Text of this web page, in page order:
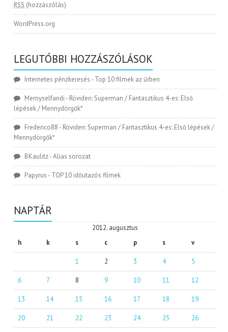
RSS (hozzászólás)
WordPress.org
LEGUTÓBBI HOZZÁSZÓLÁSOK
Internetes pénzkeresés - Top 10 filmek az űrben
Memyselfandi - Röviden: Superman / Fantasztikus 4-es: Első
lépések / Mennydörgők*
Frederico88 - Röviden: Superman / Fantasztikus 4-es: Első lépések /
Mennydörgők*
BKaulitz-Alias sorozat
Papyrus - TOP 10 időutazós filmek
NAPTÁR
2012. augusztus
h
k s c p s v
1 2 3 4 5
6 7 8 9 10 11 12
13 14 15 16 17 18 19
20 21 22 23 24 25 26